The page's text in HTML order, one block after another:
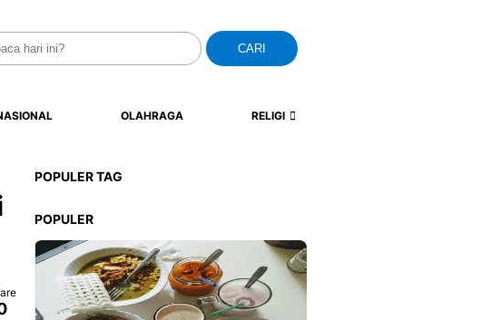
CARI
OLAHRAGA RELIGI
POPULER TAG
POPULER